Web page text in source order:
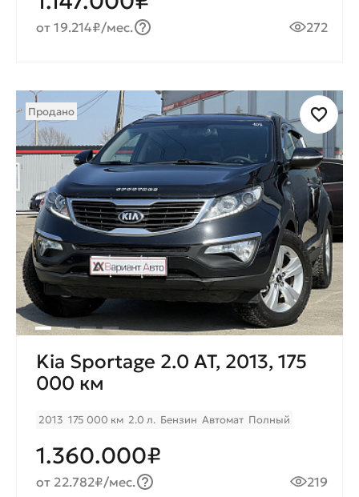
от 19.214₽/мес. 272
Продано
Kia Sportage 2.0 AT, 2013, 175
000 км
2013 175 000 км 2.0 л. Бензин Автомат Полный
1.360.000₽
от 22.782₽/мес. 219